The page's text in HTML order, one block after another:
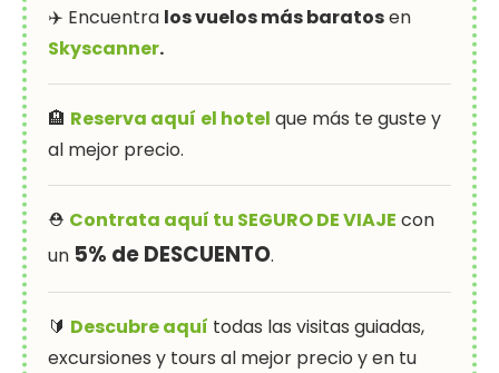
✈️ Encuentra los vuelos más baratosen
Skyscanner.
🏨 Reserva aquí el hotel que más te guste y
al mejor precio.
⛑ Contrata aquí tu SEGURO DE VIAJE con
un 5% de DESCUENTO.
🔰 Descubre aquí todas las visitas guiadas,
excursiones y tours al mejor precio y en tu